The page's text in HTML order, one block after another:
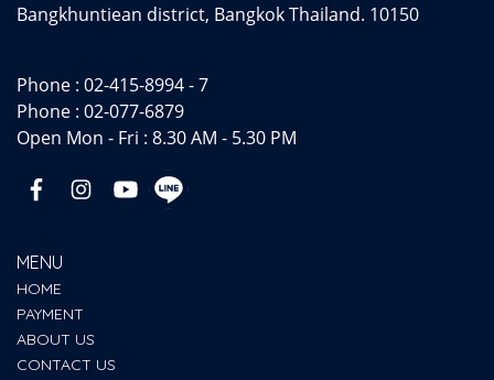
Bangkhuntiean district, Bangkok Thailand. 10150
Phone : 02-415-8994 - 7
Phone : 02-077-6879
Open Mon - Fri : 8.30 AM - 5.30 PM
MENU
HOME
PAYMENT
ABOUT US
CONTACT US